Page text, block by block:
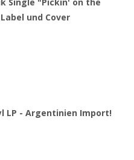
und Cover
LP - Argentinien Import!